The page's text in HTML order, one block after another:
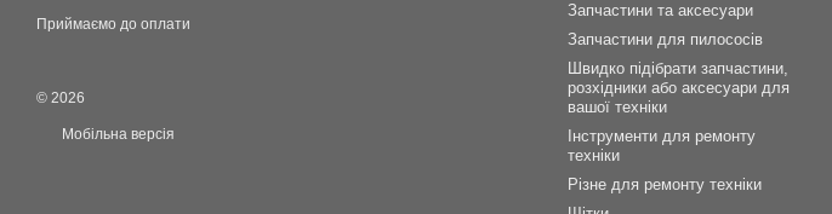
Приймаємо до оплати
© 2026
Мобільна версія
Запчастини та аксесуари
Запчастини для пилососів
Швидко підібрати запчастини,
розхідники або аксесуари для
вашої техніки
Інструменти для ремонту
техніки
Різне для ремонту техніки